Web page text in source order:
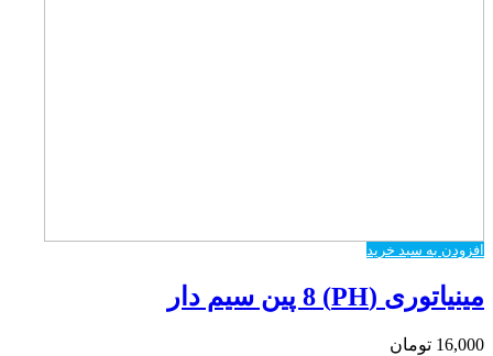
افزودن به سبد خرید
مینیاتوری (PH) 8 پین سیم دار
16,000 تومان